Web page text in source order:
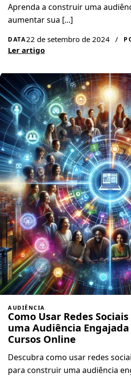
Aprenda a construir uma
aumentar sua [...]
DATA22 de setembro de 2024 /
Ler artigo
AUDIÊNCIA
Como Usar Redes
uma Audiência Engajada
Cursos Online
Descubra como usar redes
para construir uma audiência